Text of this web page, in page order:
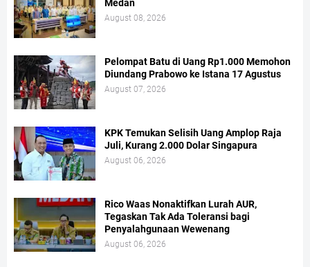
Medan
August 08, 2026
Pelompat Batu di Uang Rp1.000 Memohon
Diundang Prabowo ke Istana 17 Agustus
August 07, 2026
KPK Temukan Selisih Uang Amplop Raja
Juli, Kurang 2.000 Dolar Singapura
August 06, 2026
Rico Waas Nonaktifkan Lurah AUR,
Tegaskan Tak Ada Toleransi bagi
Penyalahgunaan Wewenang
August 06, 2026